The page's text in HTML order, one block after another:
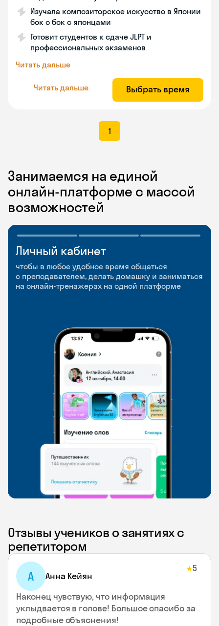
Изучала композиторское искусство в Японии
бок о бок с японцами
Готовит студентов к сдаче JLPT и
профессиональных экзаменов
Читать дальше
Читать дальше Выбрать время
1
Занимаемся на единой
онлайн-платформе с массой
возможностей
Личный кабинет
чтобы в любое удобное время общаться
с преподавателем, делать домашку и заниматься
на онлайн-тренажерах на одной платформе
Мобильное
приложение
чтобы заниматься и изучать новые слова где
и когда удобно
Разговорные клубы
и Talks
Групповые занятия для разговорной практики
и индивидуальные встречи с преподавателями
Отзывы учеников о занятиях с
репетитором
А Анна Кейян
★5
Наконец чувствую, что информация
уклыдвается в голове! Большое спасибо за
подробные объяснения!